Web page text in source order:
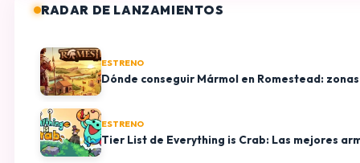
RADAR DE LANZAMIENTOS
ESTRENO
Dónde conseguir Mármol en Romestead:
ESTRENO
Tier List de Everything is Crab: Las mejores